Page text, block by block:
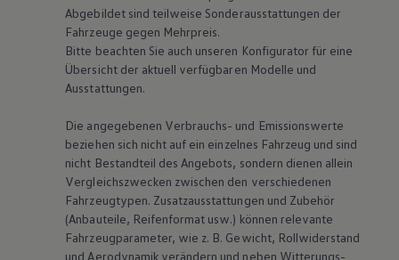
Abgebildet sind teilweise Sonderausstattungen der
Fahrzeuge gegen Mehrpreis.
Bitte beachten Sie auch unseren Konfigurator für eine
Übersicht der aktuell verfügbaren Modelle und
Ausstattungen.
Die angegebenen Verbrauchs- und Emissionswerte
beziehen sich nicht auf ein einzelnes Fahrzeug und sind
nicht Bestandteil des Angebots, sondern dienen allein
Vergleichszwecken zwischen den verschiedenen
Fahrzeugtypen. Zusatzausstattungen und Zubehör
(Anbauteile, Reifenformat usw.) können relevante
Fahrzeugparameter, wie z. B. Gewicht, Rollwiderstand
und Aerodynamik verändern und neben Witterungs-